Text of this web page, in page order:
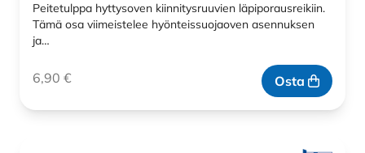
Peitetulppa hyttysoven kiinnitysruuvien läpiporausreikiin.
Tämä osa viimeistelee hyönteissuojaoven asennuksen
ja…
6,90 € Osta